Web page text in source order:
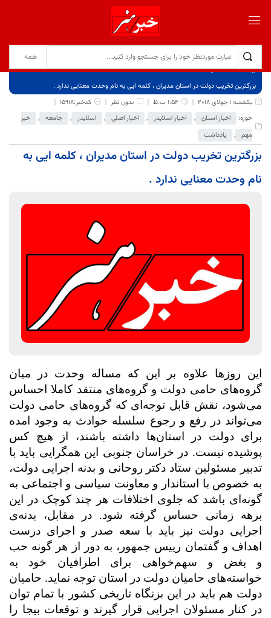
برگ نخست
نوشته‌ها
بزرگترین تخریب دولت در استان مدیران ، کلمه ایی به نام وحدت معنایی ندارد .
یکشنبه 1 جولای 2018
1:54 ب.ظ بدون نظر
کدخبر:15918
حوزه:
اخبار استان , اخبار اسلایدر , اخبار اصلی , اسلایدر , جامعه ,
خبر
مهم , یادداشت
بزرگترین تخریب دولت در استان مدیران ، کلمه ایی به
نام وحدت معنایی ندارد .
این روزها علاوه بر این که مساله وحدت در میان
گروه‌های حامی دولت و گروه‌های منتقد کاملا احساس
می‌شود، نقش قابل توجه‌ای که گروه‌های حامی دولت
می‌تواند در رفع و رجوع سلسله حوادث به وجود امده
برای دولت در استان‌ها داشته باشند، از هیچ کس
پوشیده نیست. در خراسان جنوبی این همگرایی باید با
تدبیر مسئولین ستاد دکتر روحانی و بدنه اجرایی دولت،
به خصوص با استاندار و معاونت سیاسی و اجتماعی به
گونه‌ای باشد که جلوی اختلافات هر چند کوچک در این
برهه زمانی حساس گرفته شود. در مقابل، بدنه‌ی
اجرایی دولت نیز باید با سعه صدر و اجرای درست
اهداف و گفتمان رییس جمهور، به دور از هر گونه حب
و بغض و سهم‌خواهی برای اطرافیان خود به
خواسته‌های حامیان دولت در استان توجه نماید. حامیان
دولت هم باید در این بزنگاه تاریخی کشور با تمام توان
در کنار مسئولان اجرایی قرار گیرند و توقعات بیجا را